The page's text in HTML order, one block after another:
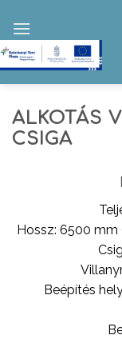
content
ALKOTÁS
CSIGA
Hossz: 6500
Beépítés